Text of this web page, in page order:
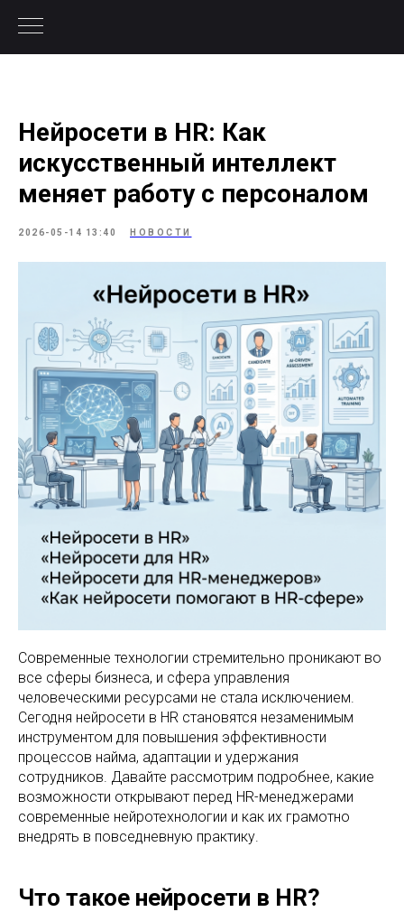
Нейросети в HR: Как
искусственный интеллект
меняет работу с персоналом
2026-05-14 13:40 НОВОСТИ
Современные технологии стремительно проникают во
все сферы бизнеса, и сфера управления
человеческими ресурсами не стала исключением.
Сегодня нейросети в HR становятся незаменимым
инструментом для повышения эффективности
процессов найма, адаптации и удержания
сотрудников. Давайте рассмотрим подробнее, какие
возможности открывают перед HR-менеджерами
современные нейротехнологии и как их грамотно
внедрять в повседневную практику.
Что такое нейросети в HR?